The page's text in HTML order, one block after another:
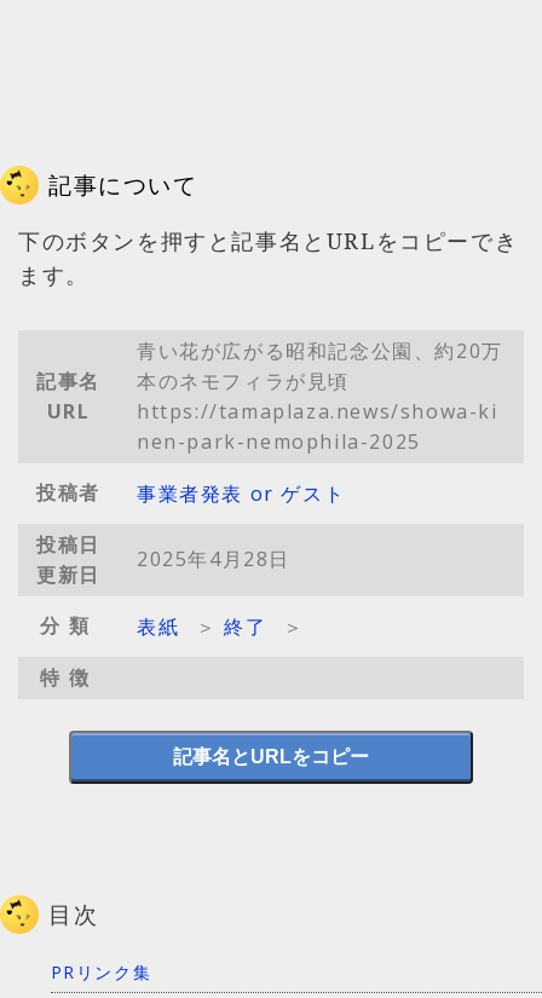
記事について
下のボタンを押すと記事名とURLをコピーでき
ます。
記事名
URL
青い花が広がる昭和記念公園、約20万
本のネモフィラが見頃
https://tamaplaza.news/showa-ki
nen-park-nemophila-2025
投稿者
事業者発表 or ゲスト
投稿日
更新日
2025年4月28日
分類 表紙 ＞終了
＞
特徴
記事名とURLをコピー
目次
PRリンク集